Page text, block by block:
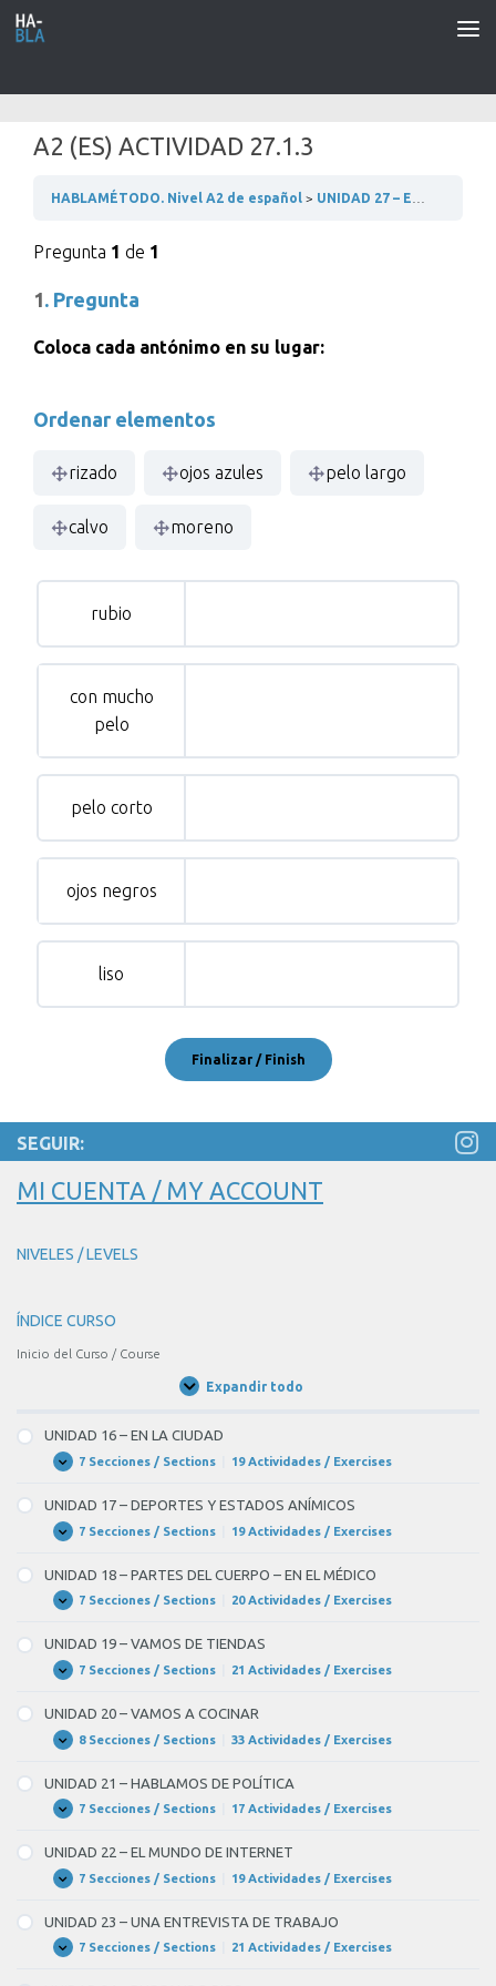
Saltar al contenido
A2 (ES) ACTIVIDAD 27.1.3
HABLAMÉTODO. Nivel A2 de español UNIDAD 27 – EL ASPECTO DE LA GENTE
Pregunta 1 de 1
1. Pregunta
Coloca cada antónimo en su lugar:
Ordenar elementos
rizado ojos azules pelo largo
calvo moreno
rubio
con mucho
pelo
pelo corto
ojos negros
liso
SEGUIR:
MI CUENTA / MY ACCOUNT
NIVELES / LEVELS
ÍNDICE CURSO
Inicio del Curso / Course
Expandir todo
Unidades
UNIDAD 16 – EN LA CIUDAD
Expandir
UNIDAD
–
EN
LA
CIUDAD
7 Secciones / Sections 19 Actividades / Exercises
UNIDAD 17 – DEPORTES Y ESTADOS ANÍMICOS
Expandir
UNIDAD
–
DEPORTES
Y
ESTADOS
7 Secciones / Sections 19 Actividades / Exercises
UNIDAD 18 – PARTES DEL CUERPO – EN EL MÉDICO
Expandir
UNIDAD
–
PARTES
DEL
CUERPO
EN
EL
MÉDICO
7 Secciones / Sections 20 Actividades / Exercises
UNIDAD 19 – VAMOS DE TIENDAS
Expandir
UNIDAD
–
VAMOS
DE
TIENDAS
7 Secciones / Sections 21 Actividades / Exercises
UNIDAD 20 – VAMOS A COCINAR
Expandir
UNIDAD
–
VAMOS
A
COCINAR
8 Secciones / Sections 33 Actividades / Exercises
UNIDAD 21 – HABLAMOS DE POLÍTICA
Expandir
UNIDAD
–
HABLAMOS
DE
POLÍTICA
7 Secciones / Sections 17 Actividades / Exercises
UNIDAD 22 – EL MUNDO DE INTERNET
Expandir
UNIDAD
–
EL
MUNDO
7 Secciones / Sections 19 Actividades / Exercises
UNIDAD 23 – UNA ENTREVISTA DE TRABAJO
Expandir
UNIDAD7 Secciones / Sections 21 Actividades / Exercises